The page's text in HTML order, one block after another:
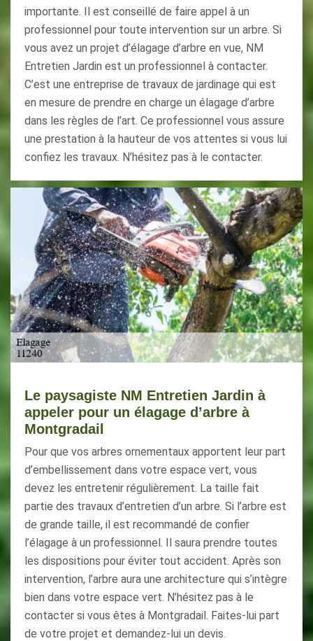
importante. Il est conseillé de faire appel à un
professionnel pour toute intervention sur un arbre. Si
vous avez un projet d’élagage d’arbre en vue, NM
Entretien Jardin est un professionnel à contacter.
C’est une entreprise de travaux de jardinage qui est
en mesure de prendre en charge un élagage d’arbre
dans les règles de l’art. Ce professionnel vous assure
une prestation à la hauteur de vos attentes si vous lui
confiez les travaux. N’hésitez pas à le contacter.
Le paysagiste NM Entretien Jardin à
appeler pour un élagage d’arbre à
Montgradail
Pour que vos arbres ornementaux apportent leur part
d’embellissement dans votre espace vert, vous
devez les entretenir régulièrement. La taille fait
partie des travaux d’entretien d’un arbre. Si l’arbre est
de grande taille, il est recommandé de confier
l’élagage à un professionnel. Il saura prendre toutes
les dispositions pour éviter tout accident. Après son
intervention, l’arbre aura une architecture qui s’intègre
bien dans votre espace vert. N’hésitez pas à le
contacter si vous êtes à Montgradail. Faites-lui part
de votre projet et demandez-lui un devis.